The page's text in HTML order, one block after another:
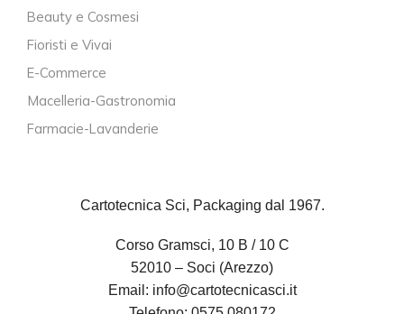
Beauty e Cosmesi
Fioristi e Vivai
E-Commerce
Macelleria-Gastronomia
Farmacie-Lavanderie
Cartotecnica Sci, Packaging dal 1967.
Corso Gramsci, 10 B / 10 C
52010 – Soci (Arezzo)
Email: info@cartotecnicasci.it